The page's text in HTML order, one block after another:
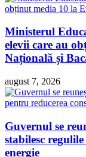
Ministerul
elevii care au
Națională și
august 7, 2026
Guvernul se
stabilesc
energie